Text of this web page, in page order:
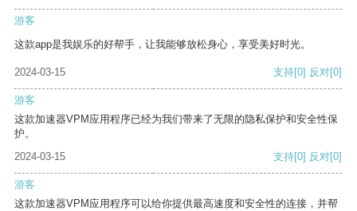
游客
这款app是我娱乐的好帮手，让我能够放松身心，享受美好时光。
2024-03-15 支持[0] 反对[0]
游客
这款加速器VPM应用程序已经为我们带来了无限的隐私保护和安全性保
护。
2024-03-15
支持[0] 反对[0]
游客
这款加速器VPM应用程序可以给你提供最高速度和安全性的连接，并帮